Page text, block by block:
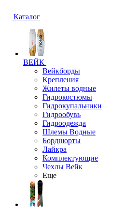
Каталог
ВЕЙК
Вейкборды
Крепления
Жилеты водные
Гидрокостюмы
Гидрокупальники
Гидрообувь
Гидроодежда
Шлемы Водные
Бордшорты
Лайкра
Комплектующие
Чехлы Вейк
Еще